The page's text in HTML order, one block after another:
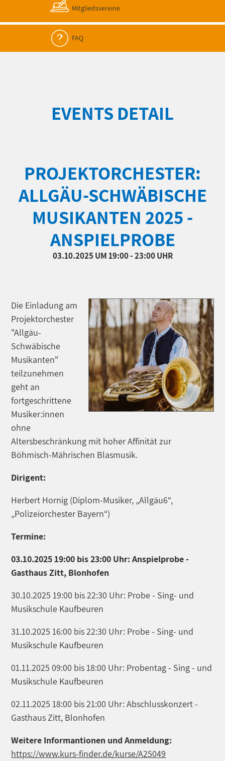
Mitgliedsvereine
FAQ
EVENTS DETAIL
PROJEKTORCHESTER:
ALLGÄU-SCHWÄBISCHE
MUSIKANTEN 2025 -
ANSPIELPROBE
03.10.2025 UM 19:00 - 23:00 UHR
Die Einladung am
Projektorchester
"Allgäu-
Schwäbische
Musikanten"
teilzunehmen
geht an
fortgeschrittene
Musiker:innen
ohne
Altersbeschränkung mit hoher Affinität zur
Böhmisch-Mährischen Blasmusik.
Dirigent:
Herbert Hornig (Diplom-Musiker, „Allgäu6“,
„Polizeiorchester Bayern“)
Termine:
03.10.2025 19:00 bis 23:00 Uhr: Anspielprobe -
Gasthaus Zitt, Blonhofen
30.10.2025 19:00 bis 22:30 Uhr: Probe - Sing- und
Musikschule Kaufbeuren
31.10.2025 16:00 bis 22:30 Uhr: Probe - Sing- und
Musikschule Kaufbeuren
01.11.2025 09:00 bis 18:00 Uhr: Probentag - Sing - und
Musikschule Kaufbeuren
02.11.2025 18:00 bis 21:00 Uhr: Abschlusskonzert -
Gasthaus Zitt, Blonhofen
Weitere Informantionen und Anmeldung:
https://www.kurs-finder.de/kurse/A25049